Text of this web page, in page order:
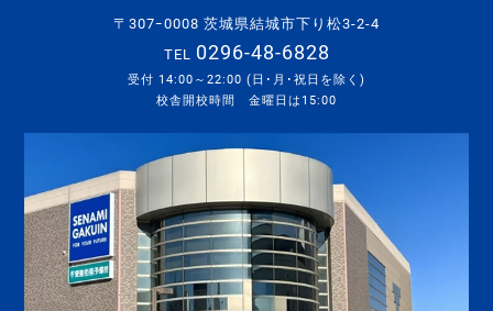
〒307ｰ0008 茨城県結城市下り松3-2-4
TEL 0296-48-6828
受付 14:00～22:00 (日･月･祝日を除く)
校舎開校時間 金曜日は15:00